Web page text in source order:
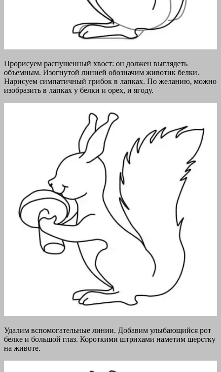
Прорисуем распушенный хвост: он должен выглядеть
объемным. Изогнутой линией обозначим животик белки.
Нарисуем симпатичный грибок в лапках. По желанию, можно
изобразить в лапках у белки и орех, и ягоду.
Удалим вспомогательные линии. Добавим улыбающийся рот
белке и большой глаз. Короткими штрихами наметим шерстку
на животе.